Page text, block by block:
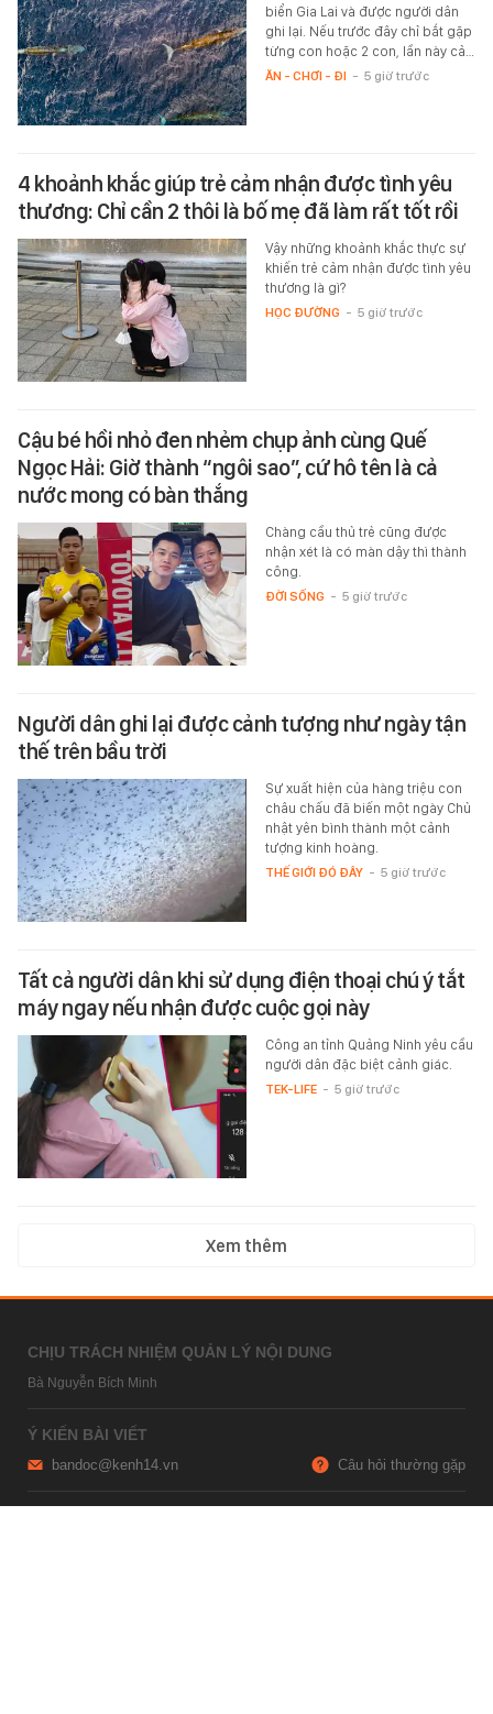
biển Gia Lai và được người dân
ghi lại. Nếu trước đây chỉ bắt gặp
từng con hoặc 2 con, lần này cả…
ĂN - CHƠI - ĐI - 5 giờ trước
4 khoảnh khắc giúp trẻ cảm nhận được tình yêu
thương: Chỉ cần 2 thôi là bố mẹ đã làm rất tốt rồi
Vậy những khoảnh khắc thực sự
khiến trẻ cảm nhận được tình yêu
thương là gì?
HỌC ĐƯỜNG - 5 giờ trước
Cậu bé hồi nhỏ đen nhẻm chụp ảnh cùng Quế
Ngọc Hải: Giờ thành “ngôi sao”, cứ hô tên là cả
nước mong có bàn thắng
Chàng cầu thủ trẻ cũng được
nhận xét là có màn dậy thì thành
công.
ĐỜI SỐNG - 5 giờ trước
Người dân ghi lại được cảnh tượng như ngày tận
thế trên bầu trời
Sự xuất hiện của hàng triệu con
châu chấu đã biến một ngày Chủ
nhật yên bình thành một cảnh
tượng kinh hoàng.
THẾ GIỚI ĐÓ ĐÂY - 5 giờ trước
Tất cả người dân khi sử dụng điện thoại chú ý tắt
máy ngay nếu nhận được cuộc gọi này
Công an tỉnh Quảng Ninh yêu cầu
người dân đặc biệt cảnh giác.
TEK-LIFE - 5 giờ trước
Xem thêm
CHỊU TRÁCH NHIỆM QUẢN LÝ NỘI DUNG
Bà Nguyễn Bích Minh
Ý KIẾN BÀI VIẾT
bandoc@kenh14.vn Câu hỏi thường gặp